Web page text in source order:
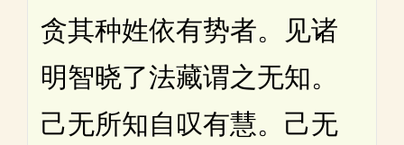
贪其种姓依有势者。见诸
明智晓了法藏谓之无知。
己无所知自叹有慧。己无